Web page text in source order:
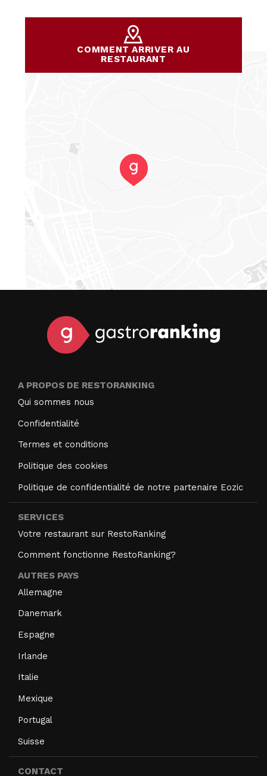
COMMENT ARRIVER AU
RESTAURANT
A PROPOS DE RESTORANKING
Qui sommes nous
Confidentialité
Termes et conditions
Politique des cookies
Politique de confidentialité de notre partenaire Eozic
SERVICES
Votre restaurant sur RestoRanking
Comment fonctionne RestoRanking?
AUTRES PAYS
Allemagne
Danemark
Espagne
Irlande
Italie
Mexique
Portugal
Suisse
CONTACT